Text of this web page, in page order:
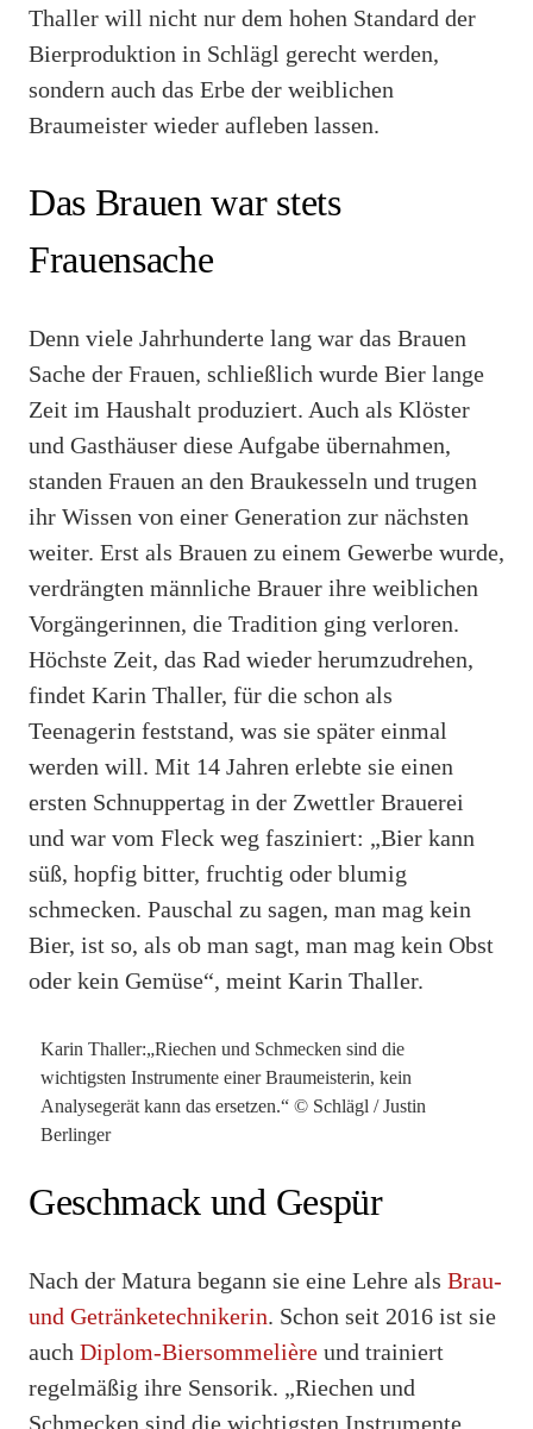
Thaller will nicht nur dem hohen Standard der
Bierproduktion in Schlägl gerecht werden,
sondern auch das Erbe der weiblichen
Braumeister wieder aufleben lassen.
Das Brauen war stets
Frauensache
Denn viele Jahrhunderte lang war das Brauen
Sache der Frauen, schließlich wurde Bier lange
Zeit im Haushalt produziert. Auch als Klöster
und Gasthäuser diese Aufgabe übernahmen,
standen Frauen an den Braukesseln und trugen
ihr Wissen von einer Generation zur nächsten
weiter. Erst als Brauen zu einem Gewerbe wurde,
verdrängten männliche Brauer ihre weiblichen
Vorgängerinnen, die Tradition ging verloren.
Höchste Zeit, das Rad wieder herumzudrehen,
findet Karin Thaller, für die schon als
Teenagerin feststand, was sie später einmal
werden will. Mit 14 Jahren erlebte sie einen
ersten Schnuppertag in der Zwettler Brauerei
und war vom Fleck weg fasziniert: „Bier kann
süß, hopfig bitter, fruchtig oder blumig
schmecken. Pauschal zu sagen, man mag kein
Bier, ist so, als ob man sagt, man mag kein Obst
oder kein Gemüse“, meint Karin Thaller.
Karin Thaller:„Riechen und Schmecken sind die
wichtigsten Instrumente einer Braumeisterin, kein
Analysegerät kann das ersetzen.“ © Schlägl / Justin
Berlinger
Geschmack und Gespür
Nach der Matura begann sie eine Lehre als Brau-
und Getränketechnikerin. Schon seit 2016 ist sie
auch Diplom-Biersommelière und trainiert
regelmäßig ihre Sensorik. „Riechen und
Schmecken sind die wichtigsten Instrumente